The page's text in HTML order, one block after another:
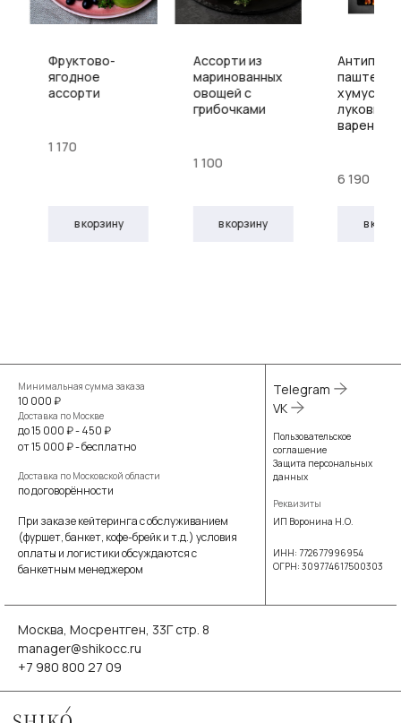
Фруктово-
ягодное
ассорти
1 170
в корзину
Ассорти из
маринованных
овощей с
грибочками
1 100
в корзину
хумусом
луковым
вареньем
6 190
в
Минимальная сумма заказа
10 000 ₽
Доставка по Москве
до 15 000 ₽ - 450 ₽
от 15 000 ₽ - бесплатно
Доставка по Московской области
по договорённости
При заказе кейтеринга с обслуживанием
(фуршет, банкет, кофе-брейк и т.д.) условия
оплаты и логистики обсуждаются с
банкетным менеджером
Telegram
VK
Пользовательское
соглашение
Защита персональных
данных
Реквизиты
ИП Воронина Н.О.
ИНН: 772677996954
ОГРН: 309774617500303
Москва, Мосрентген, 33Г стр. 8
manager@shikocc.ru
+7 980 800 27 09